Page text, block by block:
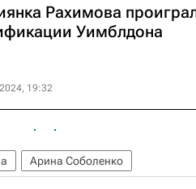
Рахимова
Уимблдона
19:32
Арина Соболенко